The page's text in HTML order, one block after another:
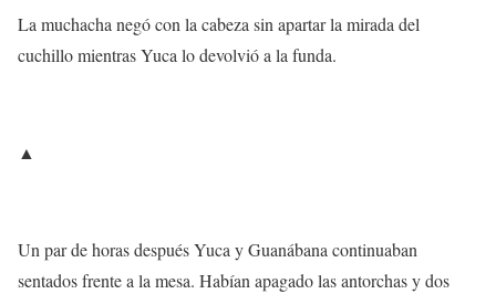
La muchacha negó con la cabeza sin apartar la mirada del
cuchillo mientras Yuca lo devolvió a la funda.
▲
Un par de horas después Yuca y Guanábana continuaban
sentados frente a la mesa. Habían apagado las antorchas y dos